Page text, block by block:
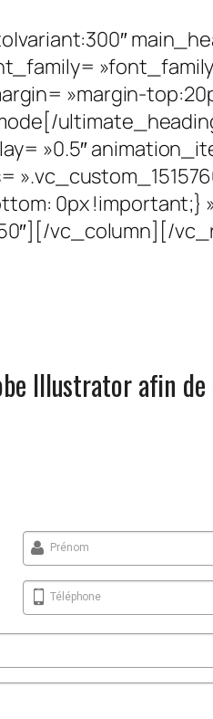
»margin-
»0.5″
0px
vc_column][/
Illustrator afin
Prénom
Téléphone